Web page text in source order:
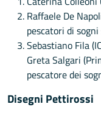
Raffaele De
pescatori di
Sebastiano Fila
Greta Salgari
pescatore dei
Disegni Pettirossi